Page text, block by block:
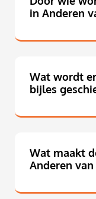
in Anderen
Wat wordt
bijles
Wat maakt
Anderen